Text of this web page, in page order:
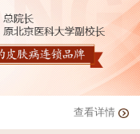
查看详情